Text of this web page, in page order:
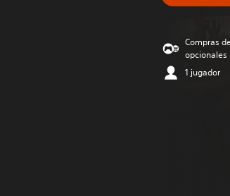
Compras
opcionales
1 jugador